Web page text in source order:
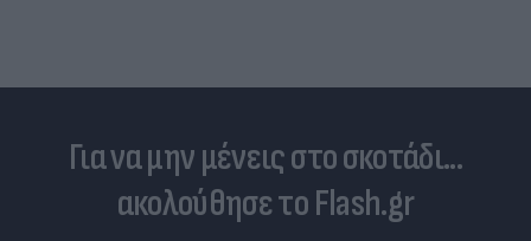
Για να μην μένεις στο σκοτάδι...
ακολούθησε το Flash.gr